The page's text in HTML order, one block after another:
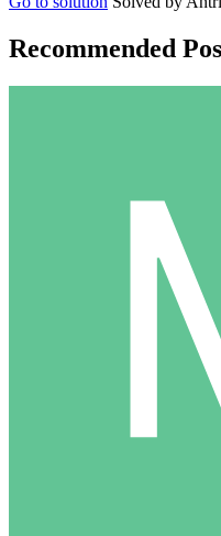
Recommended